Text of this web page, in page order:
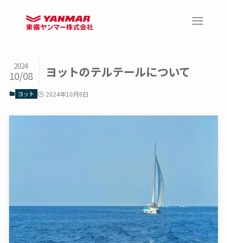
ヨットのテルテールについて
2024
10/08
ヨット 2024年10月8日